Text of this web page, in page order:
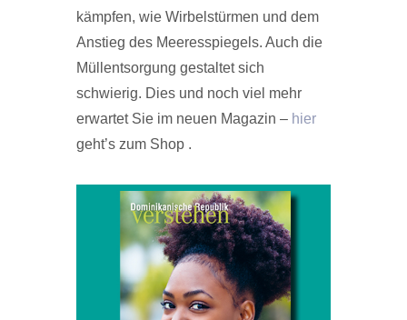
kämpfen, wie Wirbelstürmen und dem
Anstieg des Meeresspiegels. Auch die
Müllentsorgung gestaltet sich
schwierig. Dies und noch viel mehr
erwartet Sie im neuen Magazin – hier
geht’s zum Shop .